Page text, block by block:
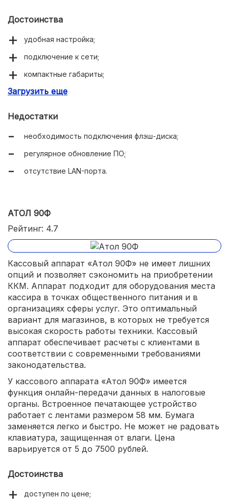
Достоинства
удобная настройка;
подключение к сети;
компактные габариты;
малый вес;
Загрузить еще
Недостатки
необходимость подключения флэш-диска;
регулярное обновление ПО;
отсутствие LAN-порта.
АТОЛ 90Ф
Рейтинг: 4.7
Кассовый аппарат «Атол 90Ф» не имеет лишних
опций и позволяет сэкономить на приобретении
ККМ. Аппарат подходит для оборудования места
кассира в точках общественного питания и в
организациях сферы услуг. Это оптимальный
вариант для магазинов, в которых не требуется
высокая скорость работы техники. Кассовый
аппарат обеспечивает расчеты с клиентами в
соответствии с современными требованиями
законодательства.
У кассового аппарата «Атол 90Ф» имеется
функция онлайн-передачи данных в налоговые
органы. Встроенное печатающее устройство
работает с лентами размером 58 мм. Бумага
заменяется легко и быстро. Не может не радовать
клавиатура, защищенная от влаги. Цена
варьируется от 5 до 7500 рублей.
Достоинства
доступен по цене;